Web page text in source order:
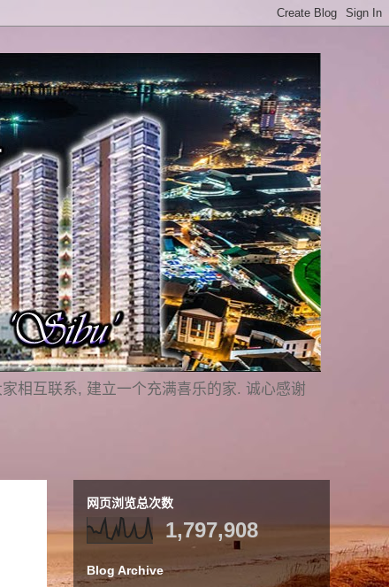
相互联系, 建立一个充满喜乐的家. 诚心感谢
网页浏览总次数
1,797,908
Blog Archive